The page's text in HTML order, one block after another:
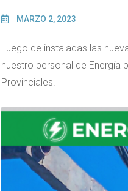
MARZO 2, 2023
Luego de instaladas las
nuestro personal de Energía
Provinciales.